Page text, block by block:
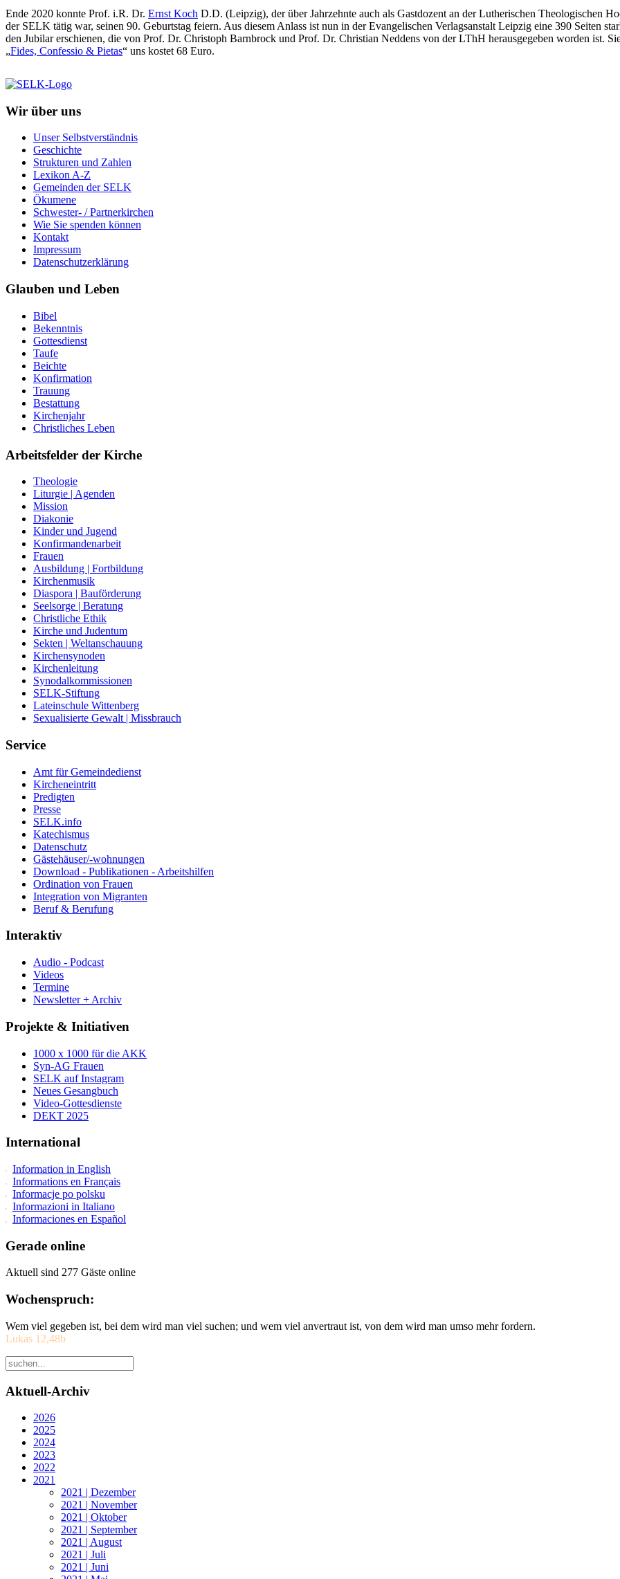
Ende 2020 konnte Prof. i.R. Dr. Ernst Koch D.D. (Leipzig), der über Jahrzehnte auch als Gastdozent an der Lutherischen Theologischen
der SELK tätig war, seinen 90. Geburtstag feiern. Aus diesem Anlass ist nun in der Evangelischen Verlagsanstalt Leipzig eine 390 Seiten
den Jubilar erschienen, die von Prof. Dr. Christoph Barnbrock und Prof. Dr. Christian Neddens von der LThH herausgegeben worden ist.
„Fides, Confessio & Pietas“ uns kostet 68 Euro.
Wir über uns
Unser Selbstverständnis
Geschichte
Strukturen und Zahlen
Lexikon A-Z
Gemeinden der SELK
Ökumene
Schwester- / Partnerkirchen
Wie Sie spenden können
Kontakt
Impressum
Datenschutzerklärung
Glauben und Leben
Bibel
Bekenntnis
Gottesdienst
Taufe
Beichte
Konfirmation
Trauung
Bestattung
Kirchenjahr
Christliches Leben
Arbeitsfelder der Kirche
Theologie
Liturgie | Agenden
Mission
Diakonie
Kinder und Jugend
Konfirmandenarbeit
Frauen
Ausbildung | Fortbildung
Kirchenmusik
Diaspora | Bauförderung
Seelsorge | Beratung
Christliche Ethik
Kirche und Judentum
Sekten | Weltanschauung
Kirchensynoden
Kirchenleitung
Synodalkommissionen
SELK-Stiftung
Lateinschule Wittenberg
Sexualisierte Gewalt | Missbrauch
Service
Amt für Gemeindedienst
Kircheneintritt
Predigten
Presse
SELK.info
Katechismus
Datenschutz
Gästehäuser/-wohnungen
Download - Publikationen - Arbeitshilfen
Ordination von Frauen
Integration von Migranten
Beruf & Berufung
Interaktiv
Audio - Podcast
Videos
Termine
Newsletter + Archiv
Projekte & Initiativen
1000 x 1000 für die AKK
Syn-AG Frauen
SELK auf Instagram
Neues Gesangbuch
Video-Gottesdienste
DEKT 2025
International
Information in English
Informations en Français
Informacje po polsku
Informazioni in Italiano
Informaciones en Español
Gerade online
Aktuell sind 277 Gäste online
Wochenspruch:
Wem viel gegeben ist, bei dem wird man viel suchen; und wem viel anvertraut ist, von dem wird man umso mehr fordern.
Lukas 12,48b
Aktuell-Archiv
2026
2025
2024
2023
2022
2021
2021 | Dezember
2021 | November
2021 | Oktober
2021 | September
2021 | August
2021 | Juli
2021 | Juni